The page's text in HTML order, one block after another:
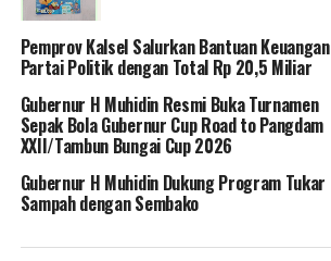
Pemprov Kalsel Salurkan Bantuan Keuangan
Partai Politik dengan Total Rp 20,5 Miliar
Gubernur H Muhidin Resmi Buka Turnamen
Sepak Bola Gubernur Cup Road to Pangdam
XXII/Tambun Bungai Cup 2026
Gubernur H Muhidin Dukung Program Tukar
Sampah dengan Sembako